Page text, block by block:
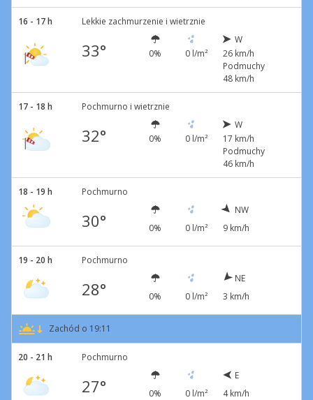
16 - 17 h Lekkie zachmurzenie i wietrznie
33° 0% 0 l/m²
W
26 km/h
Podmuchy
48 km/h
17 - 18 h Pochmurno i wietrznie
32° 0% 0 l/m²
W
17 km/h
Podmuchy
46 km/h
18 - 19 h Pochmurno
30° 0% 0 l/m²
NW
9 km/h
19 - 20 h Pochmurno
28° 0% 0 l/m²
NE
3 km/h
Zachód o 19:11
20 - 21 h Pochmurno
27° 0% 0 l/m²
E
4 km/h